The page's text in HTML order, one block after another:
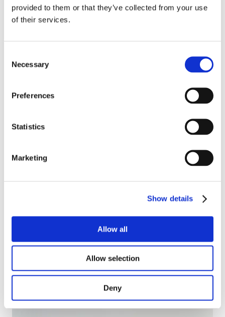
provided to them or that they’ve collected from your use
of their services.
Selection
Necessary
Preferences
Statistics
Marketing
Show details
Allow all
Allow selection
Deny
Klumpenbildung und erhält das natürliche Aussehen
der Produkte.
Luftstrom gewährleistet optimales Gefrieren für
verschiedene Arten von Meeresfrüchten.
Spart bis zu 30% Energie durch
frequenzgesteuerte Ventilatoren und schnelle
Hygienisches Design:
Mit leicht zu reinigenden
Lebensmittelsicherheit.